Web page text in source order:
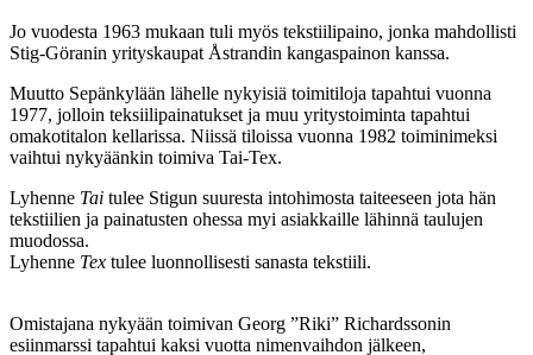
Jo vuodesta 1963 mukaan tuli myös tekstiilipaino, jonka mahdollisti
Stig-Göranin yrityskaupat Åstrandin kangaspainon kanssa.
Muutto Sepänkylään lähelle nykyisiä toimitiloja tapahtui vuonna
1977, jolloin teksiilipainatukset ja muu yritystoiminta tapahtui
omakotitalon kellarissa. Niissä tiloissa vuonna 1982 toiminimeksi
vaihtui nykyäänkin toimiva Tai-Tex.
Lyhenne Tai tulee Stigun suuresta intohimosta taiteeseen jota hän
tekstiilien ja painatusten ohessa myi asiakkaille lähinnä taulujen
muodossa.
Lyhenne Tex tulee luonnollisesti sanasta tekstiili.
Omistajana nykyään toimivan Georg ”Riki” Richardssonin
esiinmarssi tapahtui kaksi vuotta nimenvaihdon jälkeen,